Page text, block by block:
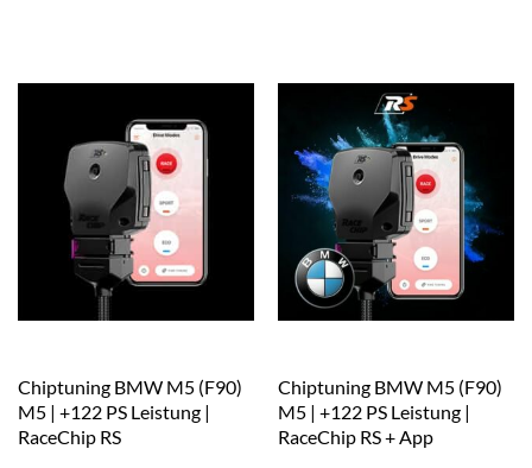
Chiptuning BMW M5 (F90)
M5 | +122 PS Leistung |
RaceChip RS
Chiptuning BMW M5 (F90)
M5 | +122 PS Leistung |
RaceChip RS + App